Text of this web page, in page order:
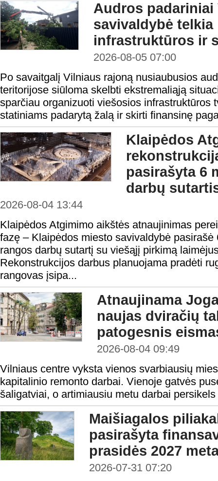
Audros
savivaldybė telkia
infrastruktūros ir
2026-08-05 07:00
Po savaitgalį Vilniaus rajoną nusiaubusios
teritorijose siūloma skelbti ekstremaliąją
sparčiau organizuoti viešosios infrastruktūros
statiniams padarytą žalą ir skirti finansinę
Klaipėdos
pasirašyta 6
darbų
2026-08-04 13:44
Klaipėdos Atgimimo aikštės atnaujinimas
fazę – Klaipėdos miesto savivaldybė
rangos darbų sutartį su viešąjį pirkimą
Rekonstrukcijos darbus planuojama pradėti
rangovas įsipa...
Atnaujinama
naujas dviračių
patogesnis
2026-08-04 09:49
Vilniaus centre vyksta vienos svarbiausių
kapitalinio remonto darbai. Vienoje gatvės
šaligatviai, o artimiausiu metu darbai
Maišiagalos
pasirašyta
prasidės 2027
2026-07-31 07:20